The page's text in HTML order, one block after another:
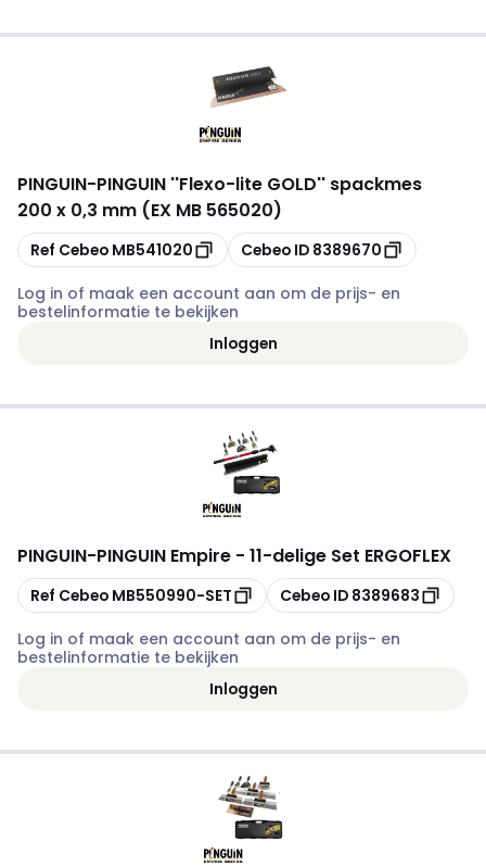
PINGUIN-PINGUIN ''Flexo-lite GOLD'' spackmes
200 x 0,3 mm (EX MB 565020)
Kopiëren
Ref Cebeo MB541020 Kopiëren
Cebeo ID 8389670
Log in of maak een account aan om de prijs- en
bestelinformatie te bekijken
Inloggen
PINGUIN-PINGUIN Empire - 11-delige Set ERGOFLEX
Kopiëren
Ref Cebeo MB550990-SET Kopiëren
Cebeo ID 8389683
Log in of maak een account aan om de prijs- en
bestelinformatie te bekijken
Inloggen